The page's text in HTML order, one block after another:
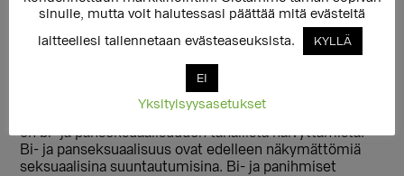
kaksi biseksuaalia? Avioliittolaissa ei puhuta avioliiton
solmivien seksuaalisesta suuntautumisesta. Miksi
jokin muukin media sitä käyttää tai että se on lyhyt ja
on bi- ja panseksuaalisuuden tahallista häivyttämistä.
Bi- ja panseksuaalisuus ovat edelleen näkymättömiä
seksuaalisina suuntautumisina. Bi- ja panihmiset
sinulle, mutta voit halutessasi päättää mitä evästeitä
laitteellesi tallennetaan evästeaseuksista.
KYLLÄ
EI
Yksityisyysasetukset